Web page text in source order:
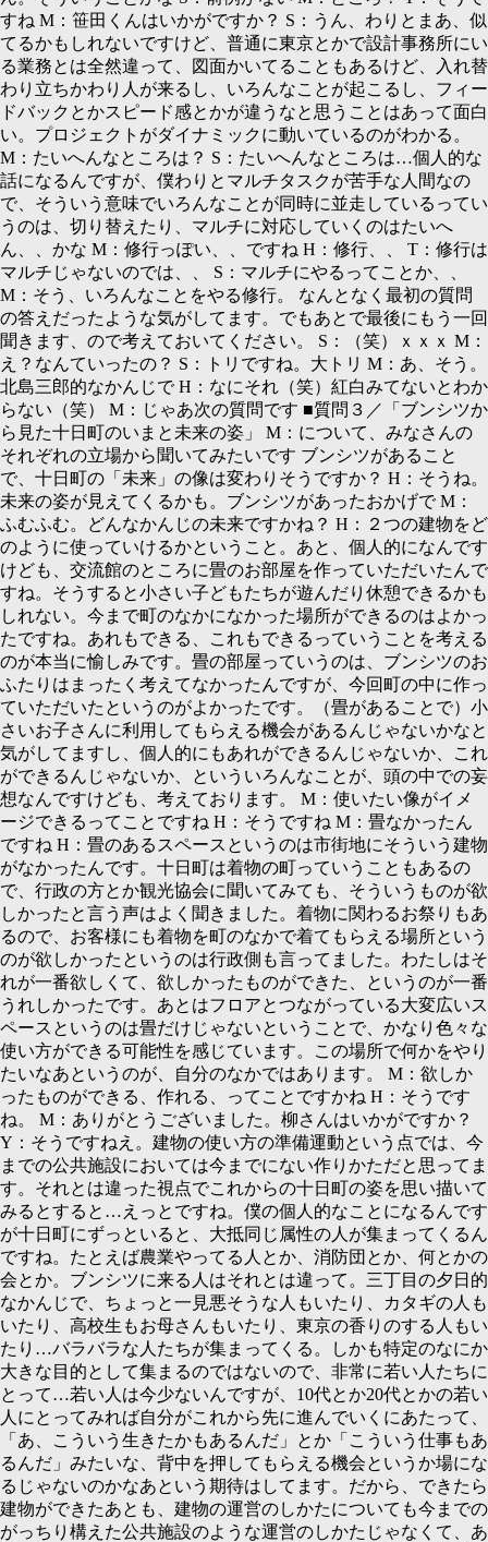
すね M： 笹田くんはいかがですか？ S： うん、わりとまあ、似
てるかもしれないですけど、普通に東京とかで設計事務所にい
る業務とは全然違って、図面かいてることもあるけど、入れ替
わり立ちかわり人が来るし、いろんなことが起こるし、フィー
ドバックとかスピード感とかが違うなと思うことはあって面白
い。プロジェクトがダイナミックに動いているのがわかる。
M： たいへんなところは？ S： たいへんなところは…個人的な
話になるんですが、僕わりとマルチタスクが苦手な人間なの
で、そういう意味でいろんなことが同時に並走しているってい
うのは、切り替えたり、マルチに対応していくのはたいへ
ん、、かな M： 修行っぽい、、ですね H： 修行、、 T： 修行は
マルチじゃないのでは、、 S： マルチにやるってことか、、
M： そう、いろんなことをやる修行。 なんとなく最初の質問
の答えだったような気がしてます。でもあとで最後にもう一回
聞きます、ので考えておいてください。 S：（笑）ｘｘｘ M：
え？なんていったの？ S： トリですね。大トリ M： あ、そう。
北島三郎的なかんじでH： なにそれ（笑）紅白みてないとわか
らない（笑） M： じゃあ次の質問です ■質問３／「ブンシツか
ら見た十日町のいまと未来の姿」 M： について、みなさんの
それぞれの立場から聞いてみたいです ブンシツがあること
で、十日町の「未来」の像は変わりそうですか？ H： そうね。
未来の姿が見えてくるかも。ブンシツがあったおかげでM：
ふむふむ。どんなかんじの未来ですかね？ H：２ つの建物をど
のように使っていけるかということ。あと、個人的になんです
けども、交流館のところに畳のお部屋を作っていただいたんで
すね。そうすると小さい子どもたちが遊んだり休憩できるかも
しれない。今まで町のなかになかった場所ができるのはよかっ
たですね。あれもできる、これもできるっていうことを考える
のが本当に愉しみです。畳の部屋っていうのは、ブンシツのお
ふたりはまったく考えてなかったんですが、今回町の中に作っ
ていただいたというのがよかったです。（畳があることで）小
さいお子さんに利用してもらえる機会があるんじゃないかなと
気がしてますし、個人的にもあれができるんじゃないか、これ
ができるんじゃないか、といういろんなことが、頭の中での妄
想なんですけども、考えております。 M： 使いたい像がイメ
ージできるってことですね H： そうですね M： 畳なかったん
ですね H： 畳のあるスペースというのは市街地にそういう建物
がなかったんです。十日町は着物の町っていうこともあるの
で、行政の方とか観光協会に聞いてみても、そういうものが欲
しかったと言う声はよく聞きました。着物に関わるお祭りもあ
るので、お客様にも着物を町のなかで着てもらえる場所という
のが欲しかったというのは行政側も言ってました。わたしはそ
れが一番欲しくて、欲しかったものができた、というのが一番
うれしかったです。あとはフロアとつながっている大変広いス
ペースというのは畳だけじゃないということで、かなり色々な
使い方ができる可能性を感じています。この場所で何かをやり
たいなあというのが、自分のなかではあります。 M： 欲しか
ったものができる、作れる、ってことですかね H： そうです
ね。 M： ありがとうございました。柳さんはいかがですか？
Y： そうですねえ。建物の使い方の準備運動という点では、今
までの公共施設においては今までにない作りかただと思ってま
す。それとは違った視点でこれからの十日町の姿を思い描いて
みるとすると…えっとですね。僕の個人的なことになるんです
が十日町にずっといると、大抵同じ属性の人が集まってくるん
ですね。たとえば農業やってる人とか、消防団とか、何とかの
会とか。ブンシツに来る人はそれとは違って。三丁目の夕日的
なかんじで、ちょっと一見悪そうな人もいたり、カタギの人も
いたり、高校生もお母さんもいたり、東京の香りのする人もい
たり…バラバラな人たちが集まってくる。しかも特定のなにか
大きな目的として集まるのではないので、非常に若い人たちに
とって…若い人は今少ないんですが、 10代とか20代とかの若い
人にとってみれば自分がこれから先に進んでいくにあたって、
「あ、こういう生きたかもあるんだ」とか「こういう仕事もあ
るんだ」みたいな、背中を押してもらえる機会というか場にな
るじゃないのかなあという期待はしてます。だから、できたら
建物ができたあとも、建物の運営のしかたについても今までの
がっちり構えた公共施設のような運営のしかたじゃなくて、あ